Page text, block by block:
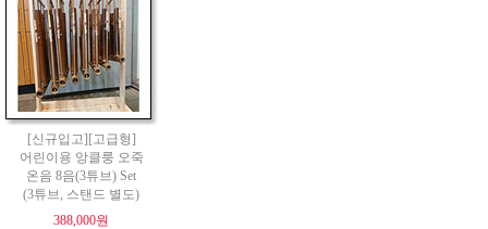
[신규입고][고급형]
어린이용 앙클룽 오죽
온음 8음(3튜브) Set
(3튜브, 스탠드 별도)
388,000원